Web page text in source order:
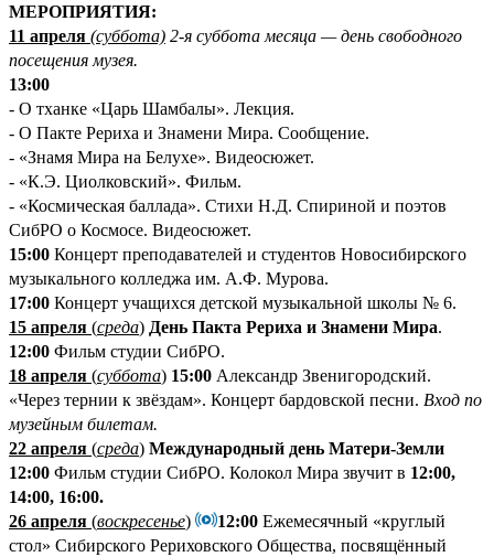
МЕРОПРИЯТИЯ:
11 апреля (суббота) 2-я суббота месяца — день свободного
посещения музея.
13:00
- О тханке «Царь Шамбалы». Лекция.
- О Пакте Рериха и Знамени Мира. Сообщение.
- «Знамя Мира на Белухе». Видеосюжет.
- «К.Э. Циолковский». Фильм.
- «Космическая баллада». Стихи Н.Д. Спириной и поэтов
СибРО о Космосе. Видеосюжет.
15:00 Концерт преподавателей и студентов Новосибирского
музыкального колледжа им. А.Ф. Мурова.
17:00 Концерт учащихся детской музыкальной школы № 6.
15 апреля (среда) День Пакта Рериха и Знамени Мира.
12:00 Фильм студии СибРО.
18 апреля (суббота) 15:00 Александр Звенигородский.
«Через тернии к звёздам». Концерт бардовской песни. Вход по
музейным билетам.
22 апреля (среда) Международный день Матери-Земли
12:00 Фильм студии СибРО. Колокол Мира звучит в 12:00,
14:00, 16:00.
26 апреля (воскресенье) 12:00 Ежемесячный «круглый
стол» Сибирского Рериховского Общества, посвящённый